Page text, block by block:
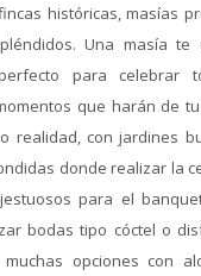
históricas, masías
Una masía te
para celebrar
que harán de
realidad, con jardines
donde realizar la
para el
bodas tipo cóctel o
opciones con